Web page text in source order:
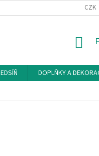
OD SMLOUVY CZK
DOPLŇKY A